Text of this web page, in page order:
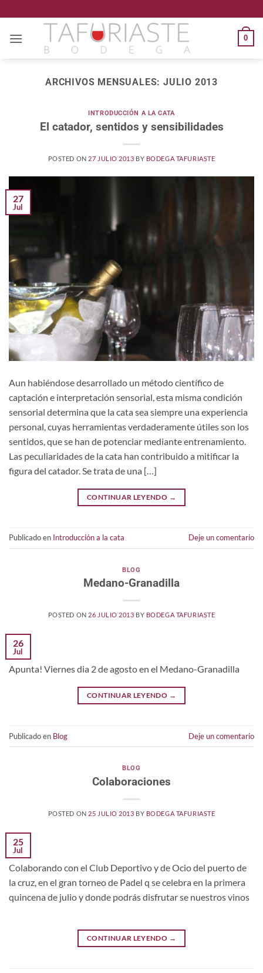
al
contenido
0
ARCHIVOS MENSUALES: JULIO 2013
INTRODUCCIÓN A LA CATA
El catador, sentidos y sensibilidades
POSTED ON 27 JULIO 2013 BY BODEGA TAFURIASTE
27
Jul
Aun habiéndose desarrollado un método científico de
captación e interpretación sensorial, esta misma condición
sensorial determina que la cata sea siempre una experiencia
personal, cuyas herramientas verdaderamente útiles son los
sentidos, que se han de potenciar mediante entrenamiento.
Las peculiaridades de la cata han contribuido a mitificar la
figura del catador. Se trata de una […]
CONTINUAR LEYENDO →
Publicado en Introducción a la cata Deje un comentario
BLOG
Medano-Granadilla
POSTED ON 26 JULIO 2013 BY BODEGA TAFURIASTE
26
Jul
Apunta! Viernes dia 2 de agosto en el Medano-Granadilla
CONTINUAR LEYENDO →
Publicado en Blog Deje un comentario
BLOG
Colaboraciones
POSTED ON 25 JULIO 2013 BY BODEGA TAFURIASTE
25
Jul
Colaborando con el Club Deportivo y de Ocio del puerto de
la cruz, en el gran torneo de Padel q se celebra en la primera
quincena de julio y donde podrás disfrutar se nuestros vinos
CONTINUAR LEYENDO →